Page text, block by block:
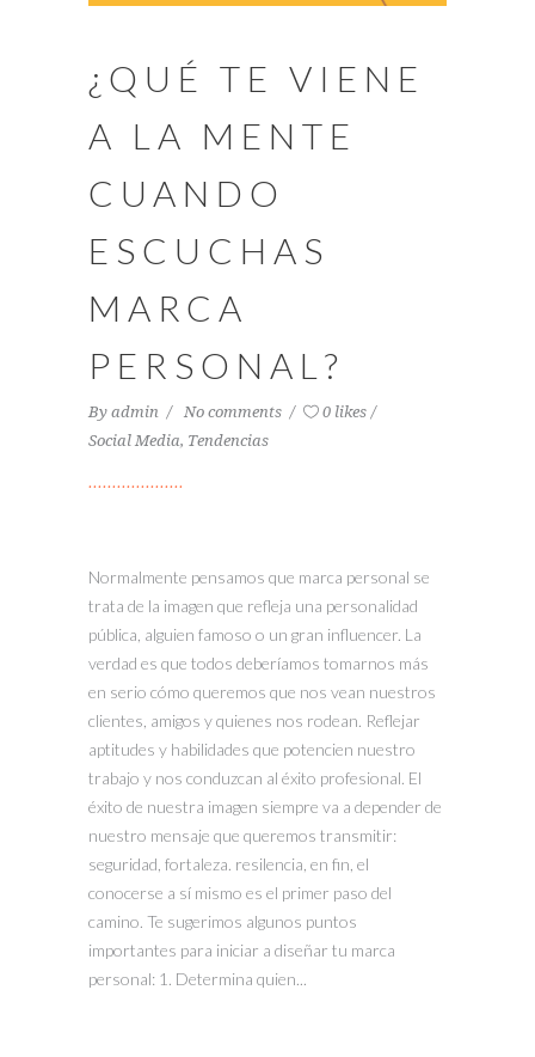
¿QUÉ TE VIENE
A LA MENTE
CUANDO
ESCUCHAS
MARCA
PERSONAL?
By admin No comments
0 likes
Social Media, Tendencias
Normalmente pensamos que marca personal se
trata de la imagen que refleja una personalidad
pública, alguien famoso o un gran influencer. La
verdad es que todos deberíamos tomarnos más
en serio cómo queremos que nos vean nuestros
clientes, amigos y quienes nos rodean. Reflejar
aptitudes y habilidades que potencien nuestro
trabajo y nos conduzcan al éxito profesional. El
éxito de nuestra imagen siempre va a depender de
nuestro mensaje que queremos transmitir:
seguridad, fortaleza. resilencia, en fin, el
conocerse a sí mismo es el primer paso del
camino. Te sugerimos algunos puntos
importantes para iniciar a diseñar tu marca
personal: 1. Determina quien...